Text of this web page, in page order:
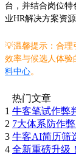
台，并结合岗位
业HR解决方案资源
💡温馨提示：合
效率与候选人体验
料中心。
热门文章
1 牛客笔试作弊
2 7大体系防作
3 牛客AI简历筛
4 全新重磅升级